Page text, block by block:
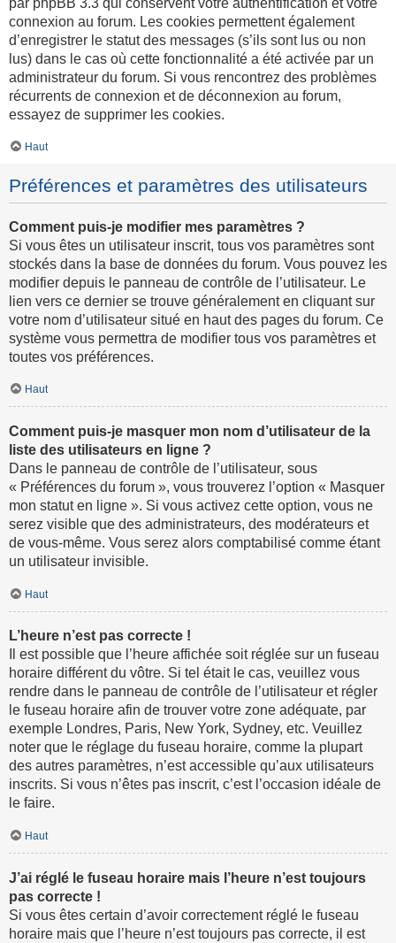
connexion au forum. Les cookies permettent également
d’enregistrer le statut des messages (s’ils sont lus ou non
lus) dans le cas où cette fonctionnalité a été activée par un
administrateur du forum. Si vous rencontrez des problèmes
récurrents de connexion et de déconnexion au forum,
essayez de supprimer les cookies.
Haut
Préférences et paramètres des utilisateurs
Comment puis-je modifier mes paramètres ?
Si vous êtes un utilisateur inscrit, tous vos paramètres sont
stockés dans la base de données du forum. Vous pouvez les
modifier depuis le panneau de contrôle de l’utilisateur. Le
lien vers ce dernier se trouve généralement en cliquant sur
votre nom d’utilisateur situé en haut des pages du forum. Ce
système vous permettra de modifier tous vos paramètres et
toutes vos préférences.
Haut
Comment puis-je masquer mon nom d’utilisateur de la
liste des utilisateurs en ligne ?
Dans le panneau de contrôle de l’utilisateur, sous
« Préférences du forum », vous trouverez l’option « Masquer
mon statut en ligne ». Si vous activez cette option, vous ne
serez visible que des administrateurs, des modérateurs et
de vous-même. Vous serez alors comptabilisé comme étant
un utilisateur invisible.
Haut
L’heure n’est pas correcte !
Il est possible que l’heure affichée soit réglée sur un fuseau
horaire différent du vôtre. Si tel était le cas, veuillez vous
rendre dans le panneau de contrôle de l’utilisateur et régler
le fuseau horaire afin de trouver votre zone adéquate, par
exemple Londres, Paris, New York, Sydney, etc. Veuillez
noter que le réglage du fuseau horaire, comme la plupart
des autres paramètres, n’est accessible qu’aux utilisateurs
inscrits. Si vous n’êtes pas inscrit, c’est l’occasion idéale de
le faire.
Haut
J’ai réglé le fuseau horaire mais l’heure n’est toujours
pas correcte !
Si vous êtes certain d’avoir correctement réglé le fuseau
horaire mais que l’heure n’est toujours pas correcte, il est